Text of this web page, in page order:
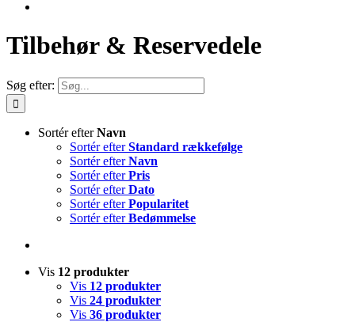
Tilbehør & Reservedele
Søg efter:
Sortér efterNavn
Sortér efterStandard rækkefølge
Sortér efterNavn
Sortér efterPris
Sortér efterDato
Sortér efterPopularitet
Sortér efterBedømmelse
Vis 12 produkter
Vis 12 produkter
Vis 24 produkter
Vis 36 produkter